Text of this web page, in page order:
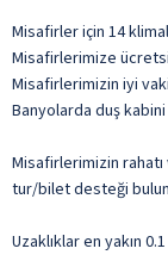
Misafirler için 14
Misafirlerimize
Misafirlerimizin iyi
Banyolarda duş kabini
Misafirlerimizin
tur/bilet desteği
Uzaklıklar en yakın